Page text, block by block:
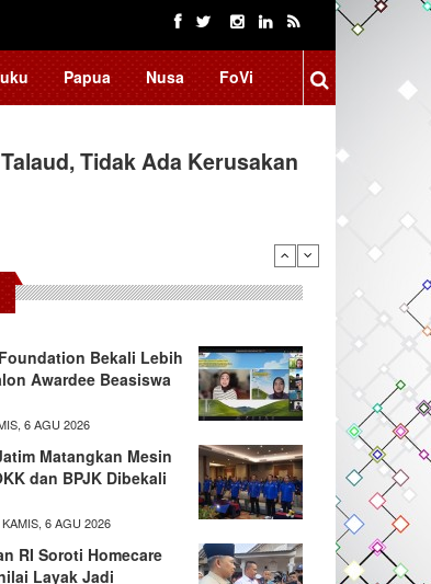
Papua Nusa FoVi
Tidak Ada Kerusakan
Bekali Lebih
Awardee Beasiswa
6 AGU 2026
Matangkan Mesin
dan BPJK Dibekali
6 AGU 2026
RI Soroti Homecare
Layak Jadi